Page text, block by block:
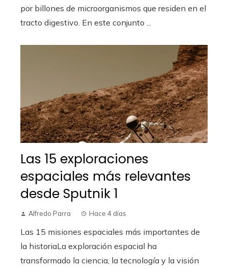
por billones de microorganismos que residen en el
tracto digestivo. En este conjunto ...
Las 15 exploraciones
espaciales más relevantes
desde Sputnik 1
Alfredo Parra Hace 4 días
Las 15 misiones espaciales más importantes de
la historiaLa exploración espacial ha
transformado la ciencia, la tecnología y la visión